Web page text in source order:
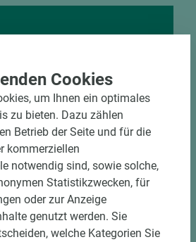
Fixmaßzuschnitt maßhaltig
Leistung durch
Beschickung
auf Wunsch möglich
und kundengerechte
Zuschnitt anfragen
Cookies
um Ihnen ein optimales
zu bieten. Dazu zählen
Betrieb der Seite und für die
kommerziellen
notwendig sind, sowie solche,
Statistikzwecken, für
oder zur Anzeige
genutzt werden. Sie
welche Kategorien Sie